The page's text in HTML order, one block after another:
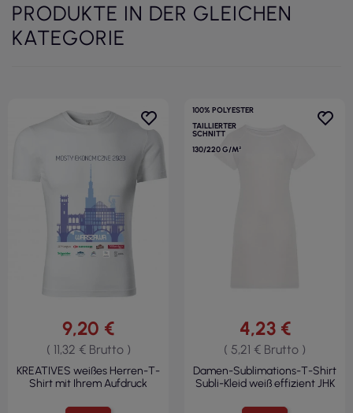
PRODUKTE IN DER GLEICHEN
KATEGORIE
9,20 €
( 11,32 € Brutto )
KREATIVES weißes Herren-T-
Shirt mit Ihrem Aufdruck
100% POLYESTER
TAILLIERTER
SCHNITT
130/220 G/M²
4,23 €
( 5,21 € Brutto )
Damen-Sublimations-T-Shirt
Subli-Kleid weiß effizient JHK